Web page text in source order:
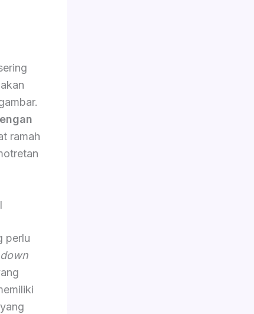
ramah
perlu